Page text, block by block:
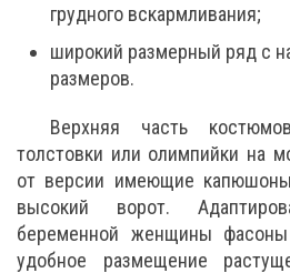
грудного вскармливания;
широкий размерный ряд с
размеров.
Верхняя часть
толстовки или олимпийки на
от версии имеющие
высокий ворот.
беременной женщины
удобное размещение